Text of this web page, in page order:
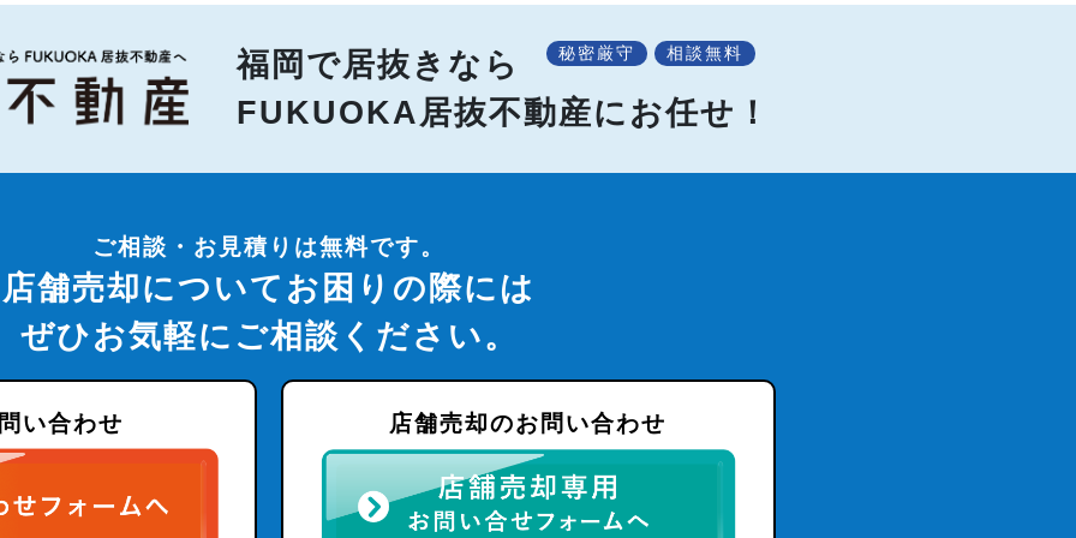
福岡で居抜きなら
FUKUOKA居抜不動産にお任せ！
秘密厳守 相談無料
ご相談・お見積りは無料です。
店舗売却についてお困りの際には
ぜひお気軽にご相談ください。
い合わせ 店舗売却のお問い合わせ